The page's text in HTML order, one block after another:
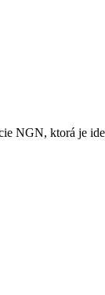
NGN, ktorá je